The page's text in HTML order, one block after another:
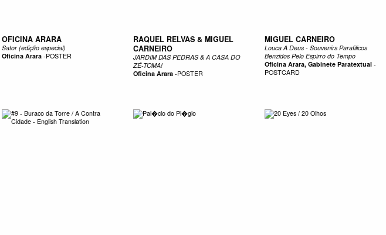
OFICINA ARARA
Sator (edição especial)
Oficina Arara-POSTER
RAQUEL RELVAS & MIGUEL
CARNEIRO
JARDIM DAS PEDRAS & A CASA DO
ZÉ-TOMA!
Oficina Arara-POSTER
MIGUEL CARNEIRO
Louca A Deus - Souvenirs Parafilicos
Benzidos Pelo Espirro do Tempo
Oficina Arara, Gabinete Paratextual-
POSTCARD